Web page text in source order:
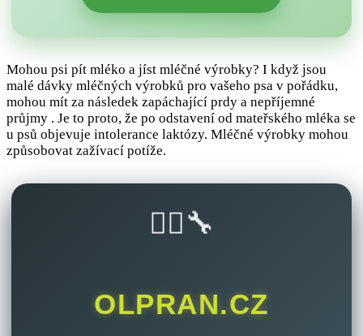
Mohou psi pít mléko a jíst mléčné výrobky? I když jsou
malé dávky mléčných výrobků pro vašeho psa v pořádku,
mohou mít za následek zapáchající prdy a nepříjemné
průjmy . Je to proto, že po odstavení od mateřského mléka se
u psů objevuje intolerance laktózy. Mléčné výrobky mohou
způsobovat zažívací potíže.
🚴‍♂️🔧
OLPRAN.CZ